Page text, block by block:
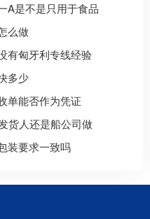
A是不是只用于食品
么做
有匈牙利专线经验
多少
单能否作为凭证
货人还是船公司做
装要求一致吗